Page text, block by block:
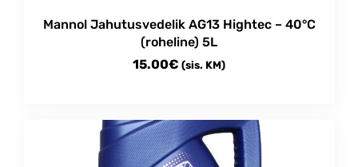
Mannol Jahutusvedelik AG13 Hightec – 40°C
(roheline) 5L
15.00€ (sis. KM)